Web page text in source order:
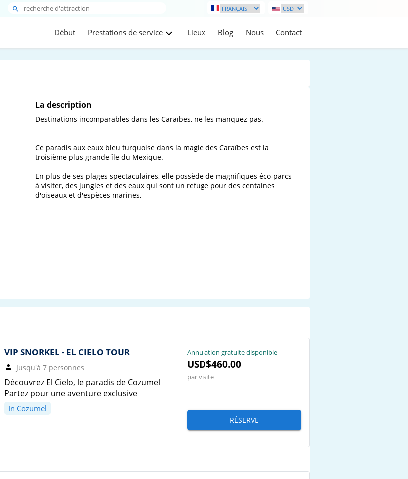
Début Prestations de service Lieux Blog Nous Contact
La description
Destinations incomparables dans les Caraïbes, ne les manquez pas.
Ce paradis aux eaux bleu turquoise dans la magie des Caraïbes est la
troisième plus grande île du Mexique.
En plus de ses plages spectaculaires, elle possède de magnifiques éco-parcs
à visiter, des jungles et des eaux qui sont un refuge pour des centaines
d'oiseaux et d'espèces marines,
VIP SNORKEL - EL CIELO TOUR
Jusqu'à 7 personnes
Découvrez El Cielo, le paradis de Cozumel
Partez pour une aventure exclusive
In Cozumel
Annulation gratuite disponible
USD$460.00
par visite
RÉSERVE